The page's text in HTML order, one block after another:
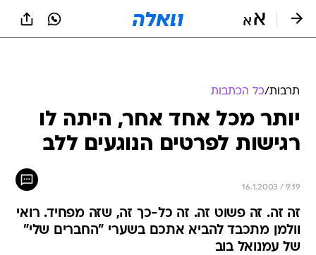
תרבות/כל הכתבות
יותר מכל אחד אחר, היתה לו
רגישות לפרטים הנוגעים ללב
16.1.2003 / 9:19
זה זה. זה פשוט זה. זה כל-כך זה, שזה מפחיד. רואי
וולמן מתכבד להביא אתכם בשערי "החברים שלי"
של עמנואל בוב